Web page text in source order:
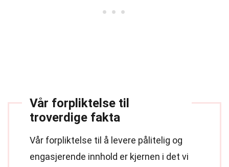
Vår forpliktelse til
troverdige fakta
Vår forpliktelse til å levere pålitelig og
engasjerende innhold er kjernen i det vi